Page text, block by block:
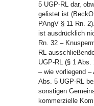
5 UGP-RL dar,
gelistet ist
PAngV § 11 Rn.
ist ausdrücklich
Rn. 32 –
RL
UGP-RL (§ 1
– wie vorliegend
Abs. 5 UGP-RL
sonstigen
kommerzielle